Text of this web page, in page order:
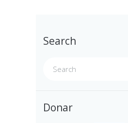
Search
Donar